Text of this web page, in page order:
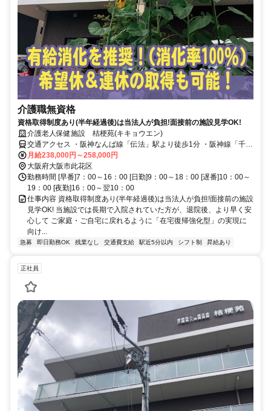
介護職無資格
資格取得制度あり(半年経過後)は当法人が負担!面接前の施設見学OK!
介護老人保健施設 桔梗苑(キキョウエン)
交通アクセス ・阪神なんば線「伝法」駅より徒歩1分 ・阪神線「千鳥
橋」駅より徒歩8分 ・阪神線「尼崎」駅より電車で15分 ・阪神線
「大阪難波」駅より電車で12分
月給238,000円～258,000円
大阪府大阪市此花区
勤務時間 [早番]7：00～16：00 [日勤]9：00～18：00 [遅番]10：00～
19：00 [夜勤]16：00～翌10：00
仕事内容 資格取得制度あり(半年経過後)は当法人が負担!面接前の施設
見学OK! 当施設では長期で入院されていた方が、退院後、より早く安
心して ご家庭・ご自宅に戻れるように「在宅復帰強化型」の実現に
向け...
急募 即日勤務OK 残業なし 交通費支給 駅近5分以内 シフト制 昇給あり
正社員